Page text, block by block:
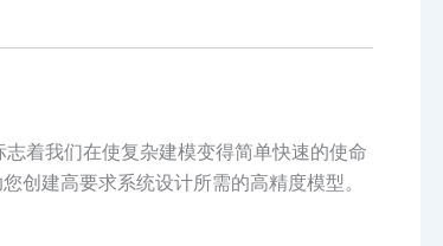
着我们在使复杂建模变得简单快速的使命
创建高要求系统设计所需的高精度模型。